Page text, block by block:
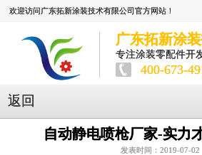
欢迎访问广东拓新涂装技术有限公司官方网站！
广东拓新涂
专注涂装零配件开
400-673-
返回
自动静电喷枪厂家-实力
发表时间：2019-07-02